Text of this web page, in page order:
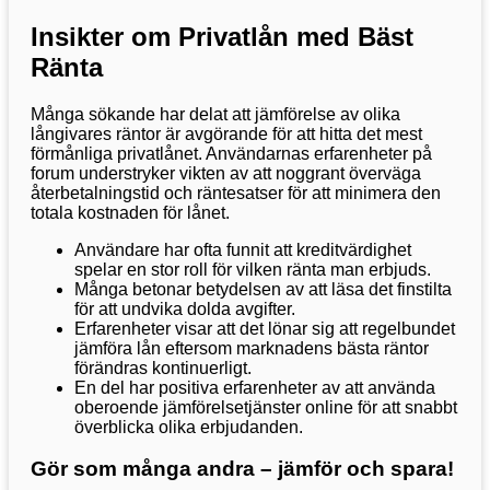
Insikter om Privatlån med Bäst
Ränta
Många sökande har delat att jämförelse av olika
långivares räntor är avgörande för att hitta det mest
förmånliga privatlånet. Användarnas erfarenheter på
forum understryker vikten av att noggrant överväga
återbetalningstid och räntesatser för att minimera den
totala kostnaden för lånet.
Användare har ofta funnit att kreditvärdighet
spelar en stor roll för vilken ränta man erbjuds.
Många betonar betydelsen av att läsa det finstilta
för att undvika dolda avgifter.
Erfarenheter visar att det lönar sig att regelbundet
jämföra lån eftersom marknadens bästa räntor
förändras kontinuerligt.
En del har positiva erfarenheter av att använda
oberoende jämförelsetjänster online för att snabbt
överblicka olika erbjudanden.
Gör som många andra – jämför och spara!